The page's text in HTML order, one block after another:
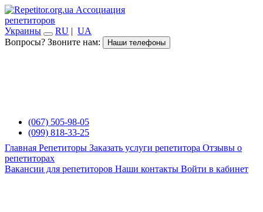
Ассоциация
репетиторов
Украины
RU | UA
Вопросы? Звоните нам:
Наши телефоны
(067) 505-98-05
(099) 818-33-25
Главная Репетиторы Заказать услуги репетитора Отзывы о
репетиторах
Вакансии для репетиторов Наши контакты Войти в кабинет